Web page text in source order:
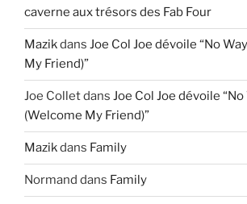
caverne aux trésors des Fab Four
Mazikdans Joe Col Joe dévoile “No
My Friend)”
Joe Colletdans Joe Col Joe dévoile
(Welcome My Friend)”
Mazikdans Family
Normand dans Family